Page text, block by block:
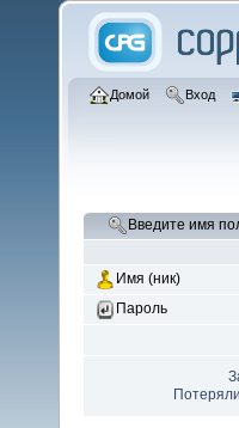
Домой Вход
Введите имя
Имя (ник)
Пароль